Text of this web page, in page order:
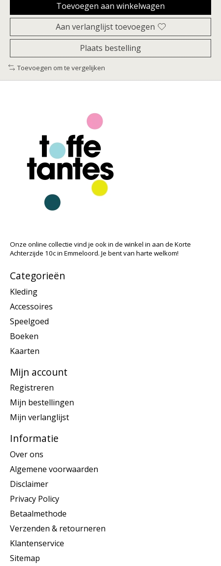
Toevoegen aan winkelwagen
Aan verlanglijst toevoegen
Plaats bestelling
Toevoegen om te vergelijken
Onze online collectie vind je ook in de winkel in aan de Korte
Achterzijde 10c in Emmeloord. Je bent van harte welkom!
Categorieën
Kleding
Accessoires
Speelgoed
Boeken
Kaarten
Mijn account
Registreren
Mijn bestellingen
Mijn verlanglijst
Informatie
Over ons
Algemene voorwaarden
Disclaimer
Privacy Policy
Betaalmethode
Verzenden & retourneren
Klantenservice
Sitemap